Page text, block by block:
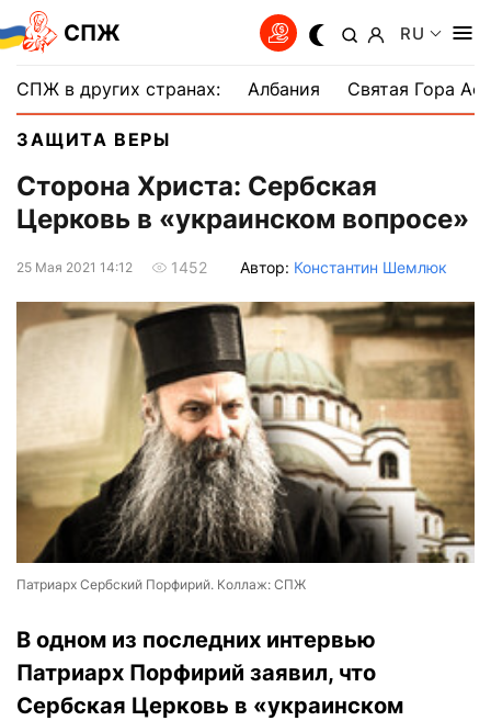
СПЖ RU
СПЖ в других странах: Албания Святая Гора
ЗАЩИТА ВЕРЫ
Сторона Христа: Сербская
Церковь в «украинском вопросе»
25 Мая 2021 14:12 1452 Автор: Константин Шемлюк
Патриарх Сербский Порфирий. Коллаж: СПЖ
В одном из последних интервью
Патриарх Порфирий заявил, что
Сербская Церковь в «украинском